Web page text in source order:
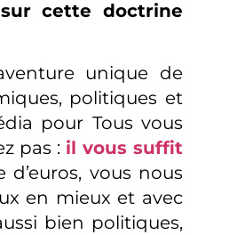
cette doctrine
unique de
politiques et
pour Tous vous
pas : il vous suffit
vous nous
en mieux et avec
bien politiques,